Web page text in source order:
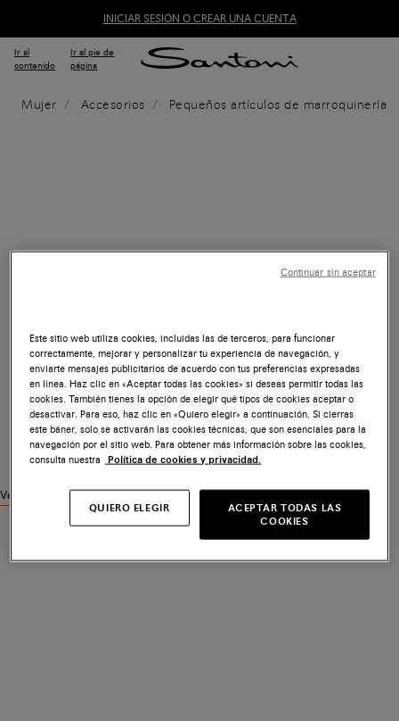
INICIAR SESIÓN O CREAR UNA CUENTA
Ir al
contenido
Ir al pie de
página
Mujer Accesorios Pequeños artículos de marroquinería
Ver productos similares
Este sitio web utiliza cookies, incluidas las de terceros, para funcionar
correctamente, mejorar y personalizar tu experiencia de navegación, y
enviarte mensajes publicitarios de acuerdo con tus preferencias expresadas
en línea. Haz clic en «Aceptar todas las cookies» si deseas permitir todas las
cookies. También tienes la opción de elegir qué tipos de cookies aceptar o
desactivar. Para eso, haz clic en «Quiero elegir» a continuación. Si cierras
este báner, solo se activarán las cookies técnicas, que son esenciales para la
navegación por el sitio web. Para obtener más información sobre las cookies,
consulta nuestra
Política de cookies y privacidad.
QUIERO ELEGIR
ACEPTAR TODAS LAS
COOKIES
Continuar sin aceptar